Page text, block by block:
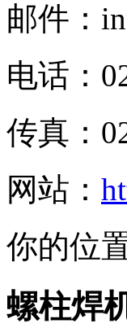
邮件：
电话：
传真：
网站：
你的位
螺柱焊